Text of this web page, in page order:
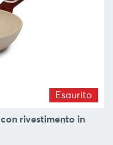
Esaurito
rivestimento in